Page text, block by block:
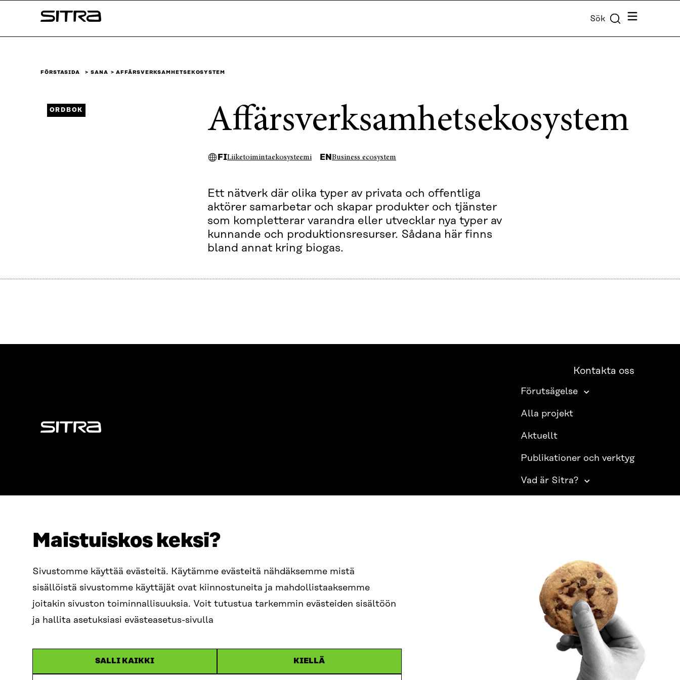
Maistuiskos keksi?
Sivustomme käyttää evästeitä. Käytämme evästeitä nähdäksemme mistä
sisällöistä sivustomme käyttäjät ovat kiinnostuneita ja mahdollistaaksemme
joitakin sivuston toiminnallisuuksia. Voit tutustua tarkemmin evästeiden sisältöön
ja hallita asetuksiasi evästeasetus-sivulla
SALLI KAIKKI KIELLÄ
↓
Sitra Sök Meny
FÖRSTASIDA SANA AFFÄRSVERKSAMHETSEKOSYSTEM
Affärsverksamhetsekosystem
FILiiketoimintaekosysteemi EN Business ecosystem
Ett nätverk där olika typer av privata och offentliga
aktörer samarbetar och skapar produkter och tjänster
som kompletterar varandra eller utvecklar nya typer av
kunnande och produktionsresurser. Sådana här finns
bland annat kring biogas.
ORDBOK
Sitra
Kontakta oss
Förutsägelse
Alla projekt
Aktuellt
Publikationer och verktyg
Vad är Sitra?
00181 Helsingfors
Ankomstinstruktioner
FÖRETAGS-ID
0202132-3
E-POST
sitra@sitra.fi
fornamn.efternamn@sitra.fi